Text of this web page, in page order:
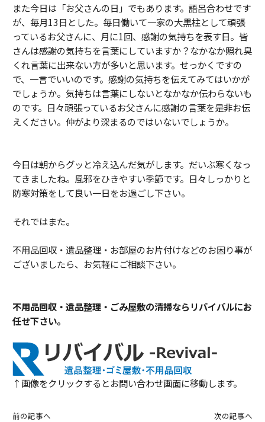
また今日は「お父さんの日」でもあります。語呂合わせです
が、毎月13日とした。毎日働いて一家の大黒柱として頑張
っているお父さんに、月に1回、感謝の気持ちを表す日。皆
さんは感謝の気持ちを言葉にしていますか？なかなか照れ臭
くれ言葉に出来ない方が多いと思います。せっかくですの
で、一言でいいのです。感謝の気持ちを伝えてみてはいかが
でしょうか。気持ちは言葉にしないとなかなか伝わらないも
のです。日々頑張っているお父さんに感謝の言葉を是非お伝
えください。仲がより深まるのではいないでしょうか。
今日は朝からグッと冷え込んだ気がします。だいぶ寒くなっ
てきましたね。風邪をひきやすい季節です。日々しっかりと
防寒対策をして良い一日をお過ごし下さい。
それではまた。
不用品回収・遺品整理・お部屋のお片付けなどのお困り事が
ございましたら、お気軽にご相談下さい。
不用品回収・遺品整理・ごみ屋敷の清掃ならリバイバルにお
任せ下さい。
↑画像をクリックするとお問い合わせ画面に移動します。
前の記事へ 次の記事へ